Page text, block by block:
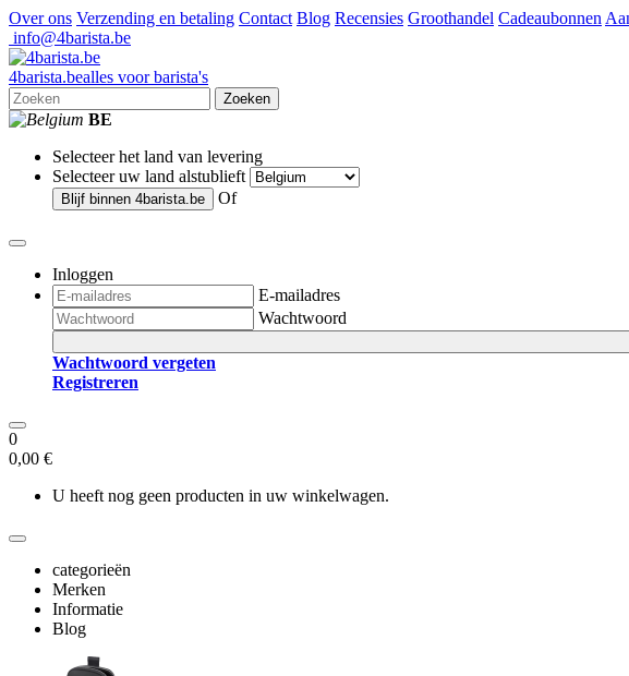
Over ons Verzending en betaling Contact Blog Recensies Groothandel Cadeaubonnen
info@4barista.be
4barista.bealles voor barista's
Zoeken
BE
Selecteer het land van levering
Selecteer uw land alstublieft
Blijf binnen 4barista.be Of
Inloggen
E-mailadres
Wachtwoord
Wachtwoord vergeten
Registreren
0
0,00 €
U heeft nog geen producten in uw winkelwagen.
categorieën
Merken
Informatie
Blog